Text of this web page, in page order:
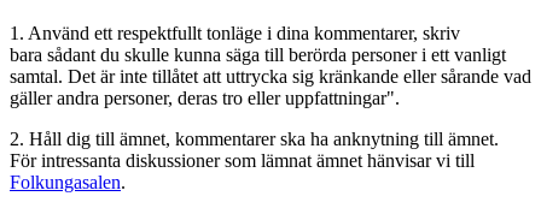
1. Använd ett respektfullt tonläge i dina kommentarer, skriv
bara sådant du skulle kunna säga till berörda personer i ett vanligt
samtal. Det är inte tillåtet att uttrycka sig kränkande eller sårande vad
gäller andra personer, deras tro eller uppfattningar".
2. Håll dig till ämnet, kommentarer ska ha anknytning till ämnet.
För intressanta diskussioner som lämnat ämnet hänvisar vi till
Folkungasalen.